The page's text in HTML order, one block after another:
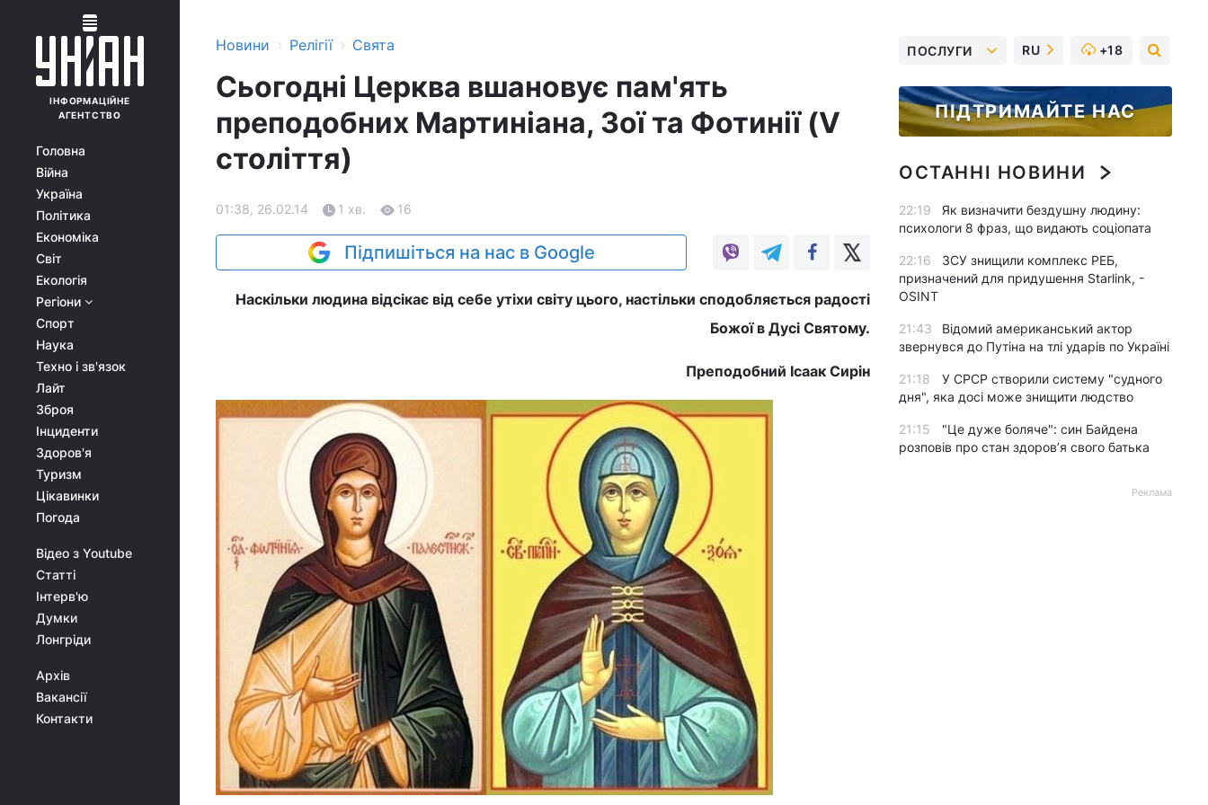
ІНФОРМАЦІЙНЕ
АГЕНТСТВО
Головна
Війна
Україна
Політика
Економіка
Світ
Екологія
Регіони
Спорт
Наука
Техно і зв'язок
Лайт
Зброя
Інциденти
Здоров'я
Туризм
Цікавинки
Погода
Відео з Youtube
Статті
Інтерв'ю
Думки
Лонгріди
Архів
Вакансії
Контакти
Новини › Релігії › Свята
Сьогодні Церква вшановує пам'ять
преподобних Мартиніана, Зої та Фотинії (V
століття)
01:38, 26.02.14 1 хв. 16
Підпишіться на нас в Google
Наскільки людина відсікає від себе утіхи світу цього, настільки сподобляється радості
Божої в Дусі Святому.
Преподобний Ісаак Сирін
ПОСЛУГИ RU +18
ПІДТРИМАЙТЕ НАС
ОСТАННІ НОВИНИ
22:19
Як визначити бездушну людину:
психологи 8 фраз, що видають соціопата
22:16
ЗСУ знищили комплекс РЕБ,
призначений для придушення Starlink, -
OSINT
21:43
Відомий американський актор
звернувся до Путіна на тлі ударів по Україні
21:18
У СРСР створили систему "судного
дня", яка досі може знищити людство
21:15
"Це дуже боляче": син Байдена
розповів про стан здоров’я свого батька
Реклама